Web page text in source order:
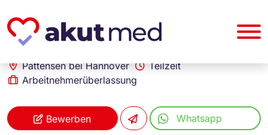
akut... Medizinische Personallogistik GmbH
Erzieher (m/w/d)
Pattensen bei Hannover
Teilzeit
Arbeitnehmerüberlassung
Bewerben Whatsapp